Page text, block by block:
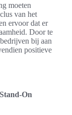
moeten
van het
ervoor dat er
Door te
bij aan
positieve
On